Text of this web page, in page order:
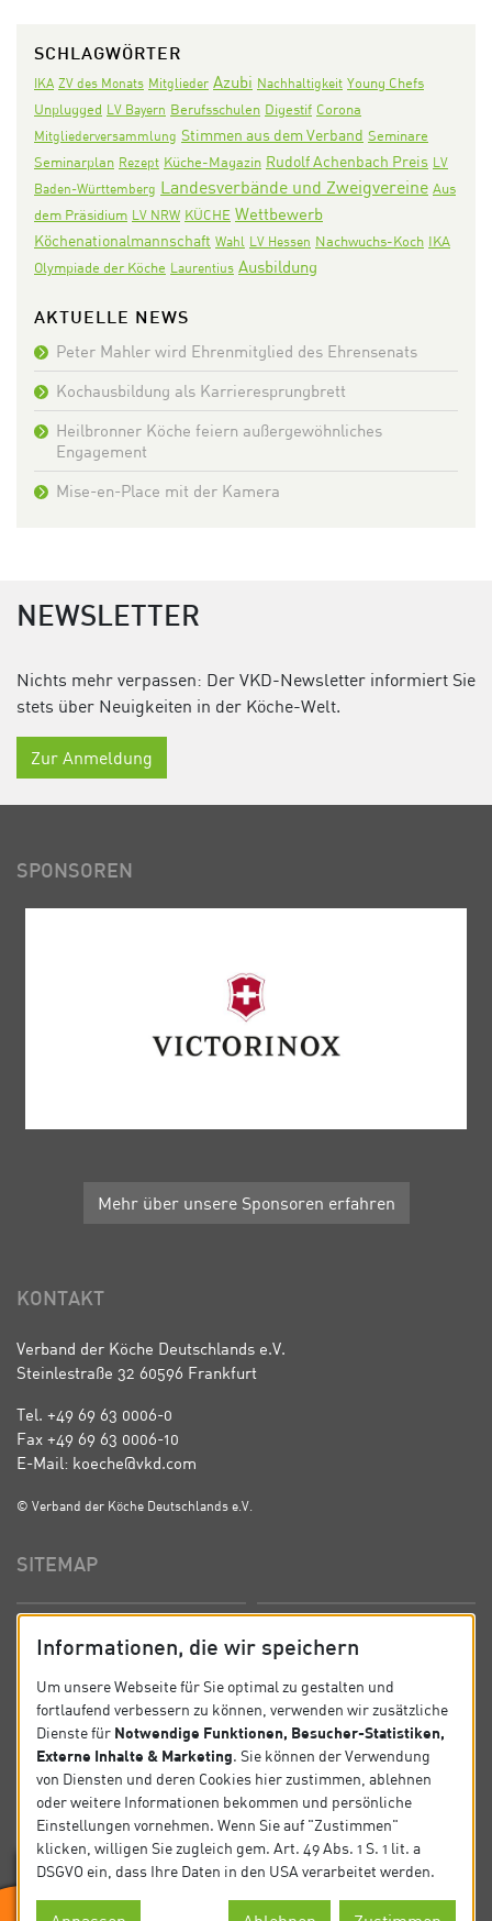
SCHLAGWÖRTER
IKA ZV des Monats Mitglieder Azubi Nachhaltigkeit Young Chefs
Unplugged LV Bayern Berufsschulen Digestif Corona
Mitgliederversammlung Stimmen aus dem Verband Seminare
Seminarplan Rezept Küche-Magazin Rudolf Achenbach Preis LV
Baden-Württemberg Landesverbände und Zweigvereine Aus
dem Präsidium LV NRW KÜCHE Wettbewerb
Köchenationalmannschaft Wahl LV Hessen Nachwuchs-Koch IKA
Olympiade der Köche Laurentius Ausbildung
AKTUELLE NEWS
Peter Mahler wird Ehrenmitglied des Ehrensenats
Kochausbildung als Karrieresprungbrett
Heilbronner Köche feiern außergewöhnliches
Engagement
Mise-en-Place mit der Kamera
NEWSLETTER
Nichts mehr verpassen: Der VKD-Newsletter informiert Sie
stets über Neuigkeiten in der Köche-Welt.
Zur Anmeldung
SPONSOREN
Mehr über unsere Sponsoren erfahren
KONTAKT
Verband der Köche Deutschlands e.V.
Steinlestraße 32 60596 Frankfurt
Tel. +49 69 63 0006-0
Fax +49 69 63 0006-10
E-Mail: koeche@vkd.com
© Verband der Köche Deutschlands e.V.
SITEMAP
News Kontakt
Datenschutz Impressum
SOCIAL
Folgen Sie uns auf Social Media.
Informationen, die wir speichern
Um unsere Webseite für Sie optimal zu gestalten und
fortlaufend verbessern zu können, verwenden wir zusätzliche
Dienste für Notwendige Funktionen, Besucher-Statistiken,
Externe Inhalte & Marketing. Sie können der Verwendung
von Diensten und deren Cookies hier zustimmen, ablehnen
oder weitere Informationen bekommen und persönliche
Einstellungen vornehmen. Wenn Sie auf "Zustimmen"
klicken, willigen Sie zugleich gem. Art. 49 Abs. 1 S. 1 lit. a
DSGVO ein, dass Ihre Daten in den USA verarbeitet werden.